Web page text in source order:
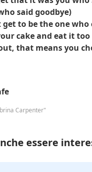
said goodbye)
get to be the one who
cake and eat it too
that means you
Carpenter"
essere